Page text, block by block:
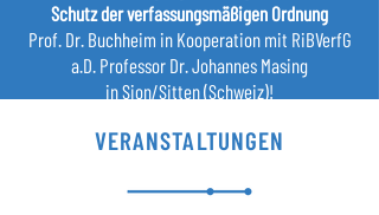
Schutz der verfassungsmäßigen Ordnung
Prof. Dr. Buchheim in Kooperation mit RiBVerfG
a.D. Professor Dr. Johannes Masing
in Sion/Sitten (Schweiz)!
VERANSTALTUNGEN